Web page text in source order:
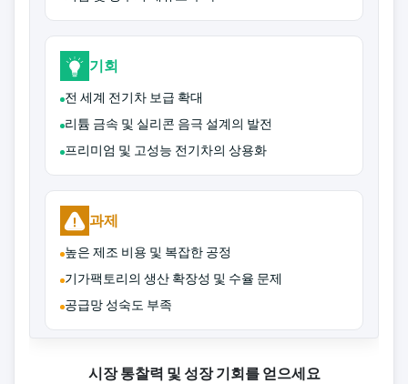
기회
전 세계 전기차 보급 확대
리튬 금속 및 실리콘 음극 설계의 발전
프리미엄 및 고성능 전기차의 상용화
과제
높은 제조 비용 및 복잡한 공정
기가팩토리의 생산 확장성 및 수율 문제
공급망 성숙도 부족
시장 통찰력 및 성장 기회를 얻으세요